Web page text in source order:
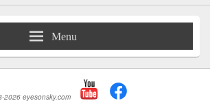
Menu
2026 eyesonsky.com